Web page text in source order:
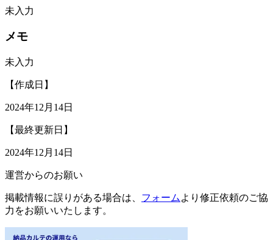
未入力
メモ
未入力
【作成日】
2024年12月14日
【最終更新日】
2024年12月14日
運営からのお願い
掲載情報に誤りがある場合は、 フォーム より修正依頼のご協
力をお願いいたします。